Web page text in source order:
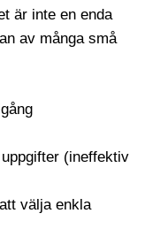
är inte en enda
av många små
(ineffektiv
välja enkla